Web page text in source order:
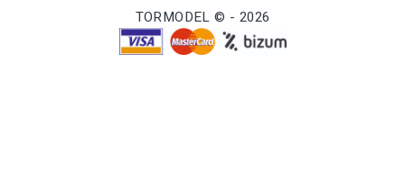
TORMODEL © - 2026